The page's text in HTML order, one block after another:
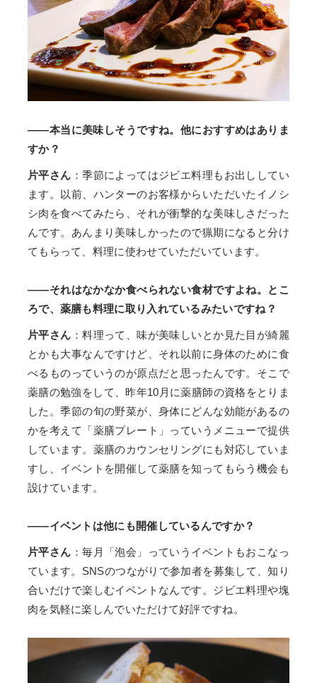
——本当に美味しそうですね。他におすすめはありま
すか？
片平さん ：季節によってはジビエ料理もお出ししてい
ます。以前、ハンターのお客様からいただいたイノシ
シ肉を食べてみたら、それが衝撃的な美味しさだった
んです。あんまり美味しかったので猟期になると分け
てもらって、料理に使わせていただいています。
——それはなかなか食べられない食材ですよね。とこ
ろで、薬膳も料理に取り入れているみたいですね？
片平さん ：料理って、味が美味しいとか見た目が綺麗
とかも大事なんですけど、それ以前に身体のために食
べるものっていうのが原点だと思ったんです。そこで
薬膳の勉強をして、昨年10月に薬膳師の資格をとりま
した。季節の旬の野菜が、身体にどんな効能があるの
かを考えて「薬膳プレート」っていうメニューで提供
しています。薬膳のカウンセリングにも対応していま
すし、イベントを開催して薬膳を知ってもらう機会も
設けています。
——イベントは他にも開催しているんですか？
片平さん ：毎月「泡会」っていうイベントもおこなっ
ています。SNSのつながりで参加者を募集して、知り
合いだけで楽しむイベントなんです。ジビエ料理や塊
肉を気軽に楽しんでいただけて好評ですね。